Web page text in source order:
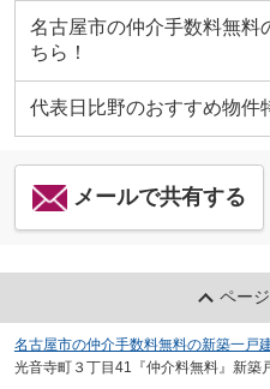
名古屋市の仲介手数料無料
ちら！
代表日比野のおすすめ物件
メールで共有する
ペー
名古屋市の仲介手数料無料の新築一戸
光音寺町３丁目41『仲介料無料』新築